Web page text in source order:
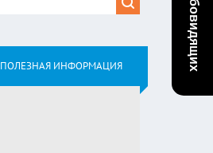
ПОЛЕЗНАЯ ИНФОРМАЦИЯ